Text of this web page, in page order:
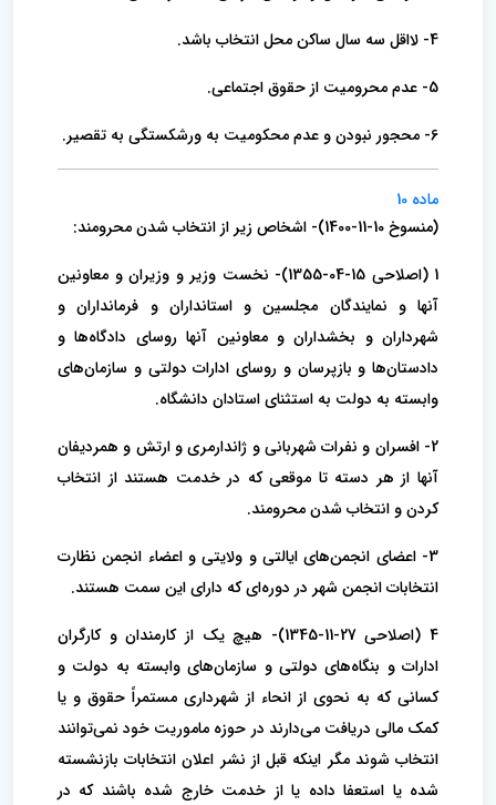
4- لااقل سه سال ساکن محل انتخاب باشد.
5- عدم محرومیت از حقوق اجتماعی.
6- محجور نبودن و عدم محکومیت به ورشکستگی به تقصیر.
ماده 10
(منسوخ 10-11-1400)- اشخاص زیر از انتخاب شدن محرومند:
1 (اصلاحی 15-04-1355)- نخست ‌وزیر و وزیران و معاونین
آنها و نمایندگان مجلسین و استانداران و فرمانداران و
شهرداران و بخشداران و معاونین آنها روسای دادگاه‌ها و
دادستان‌ها و بازپرسان و روسای ادارات دولتی و سازمان‌های
وابسته به دولت به استثنای استادان دانشگاه.
2- افسران و نفرات شهربانی و ژاندارمری و ارتش و همردیفان
آنها از هر دسته تا موقعی که در خدمت هستند از انتخاب
کردن و انتخاب شدن محرومند.
3- اعضای انجمن‌های ایالتی و ولایتی و اعضاء انجمن نظارت
انتخابات انجمن شهر در دوره‌ای که دارای این سمت هستند.
4 (اصلاحی 27-11-1345)- هیچ یک از کارمندان و کارگران
ادارات و بنگاه‌های دولتی و سازمان‌های وابسته به دولت و
کسانی که به نحوی از انحاء از شهرداری مستمراً حقوق و یا
کمک مالی دریافت می‌دارند در حوزه ماموریت خود نمی‌توانند
انتخاب شوند مگر اینکه قبل از نشر اعلان انتخابات بازنشسته
شده یا‌ استعفا داده یا از خدمت خارج شده باشند که در